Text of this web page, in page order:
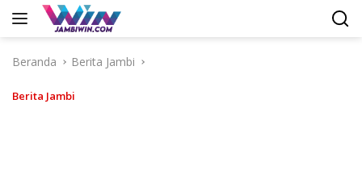
Langsung
Beranda
Berita Jambi
Berita Jambi